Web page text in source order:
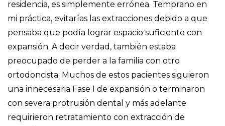
residencia, es simplemente errónea. Temprano en
mi práctica, evitarías las extracciones debido a que
pensaba que podía lograr espacio suficiente con
expansión. A decir verdad, también estaba
preocupado de perder a la familia con otro
ortodoncista. Muchos de estos pacientes siguieron
una innecesaria Fase I de expansión o terminaron
con severa protrusión dental y más adelante
requirieron retratamiento con extracción de